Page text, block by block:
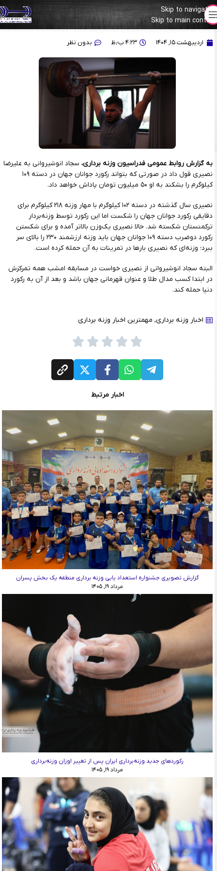
Skip to navigation
Skip to main content
پاداش ۵۰ میلیونی انوشیروانی برای شکستن رکورد دنیا
اردیبهشت ۱۵, ۱۴۰۴ ۴:۲۳ ب٫ظ بدون نظر
به گزارش روابط عمومی فدراسیون وزنه برداری، سجاد انوشیروانی به علیرضا
نصیری قول داد در صورتی که بتواند رکورد جوانان جهان در دسته ۱۰۹
کیلوگرم را بشکند به او ۵۰ میلیون تومان پاداش خواهد داد.
نصیری سال گذشته در دسته ۱۰۲ کیلوگرم با مهار وزنه ۲۱۸ کیلوگرم برای
دقایقی رکورد جوانان جهان را شکست اما این رکورد توسط وزنه‌بردار
ترکمنستان شکسته شد. حالا نصیری یک‌وزن بالاتر آمده و برای شکستن
رکورد دوضرب دسته ۱۰۹ جوانان جهان باید وزنه ارزشمند ۲۳۰ را بالای سر
ببرد؛ وزنه‌ای که نصیری بارها در تمرینات به آن حمله کرده است.
البته سجاد انوشیروانی از نصیری خواست در مسابقه امشب همه تمرکزش
در ابتدا کسب مدال طلا و عنوان قهرمانی جهان باشد و بعد از آن به رکورد
دنیا حمله کند.
اخبار وزنه برداری, مهمترین اخبار وزنه برداری
اخبار مرتبط
گزارش تصویری جشنواره استعداد یابی وزنه برداری منطقه یک بخش پسران
مرداد ۱۹, ۱۴۰۵
رکوردهای جدید وزنه‌برداری ایران پس از تغییر اوزان وزنه‌برداری
مرداد ۱۹, ۱۴۰۵